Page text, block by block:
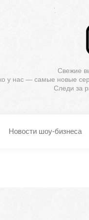
Свежие
у нас — самые новые
Следи за
Новости шоу-бизнеса